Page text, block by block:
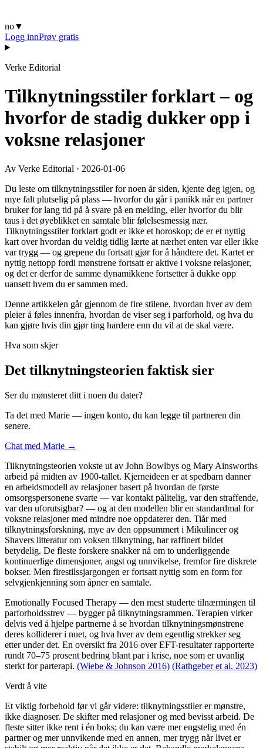
no▼
Logg innPrøv gratis
Verke Editorial
Tilknytningsstiler forklart – og
hvorfor de stadig dukker opp i
voksne relasjoner
Av Verke Editorial · 2026-01-06
Du leste om tilknytningsstiler for noen år siden, kjente deg igjen, og
mye falt plutselig på plass — hvorfor du går i panikk når en partner
bruker for lang tid på å svare på en melding, eller hvorfor du blir
taus i det øyeblikket en samtale blir følelsesmessig nær.
Tilknytningsstiler forklart godt er ikke et horoskop; de er et nyttig
kart over hvordan du veldig tidlig lærte at nærhet enten var eller ikke
var trygg — og grepene du fortsatt gjør for å håndtere det. Kartet er
nyttig nettopp fordi mønstrene fortsatt er aktive i voksne relasjoner,
og det er derfor de samme dynamikkene fortsetter å dukke opp
uansett hvem du er sammen med.
Denne artikkelen går gjennom de fire stilene, hvordan hver av dem
pleier å føles innenfra, hvordan de viser seg i parforhold, og hva du
kan gjøre hvis din gjør ting hardere enn du vil at de skal være.
Hva som skjer
Det tilknytningsteorien faktisk sier
Ser du mønsteret ditt i noen du dater?
Ta det med Marie — ingen konto, du kan legge til partneren din
senere.
Chat med Marie →
Tilknytningsteorien vokste ut av John Bowlbys og Mary Ainsworths
arbeid på midten av 1900-tallet. Kjerneideen er at spedbarn danner
en arbeidsmodell av relasjoner basert på hvordan de første
omsorgspersonene svarte — var kontakt pålitelig, var den straffende,
var den uforutsigbar? — og at den modellen blir en standardmal for
voksne relasjoner med mindre noe oppdaterer den. Tiår med
tilknytningsforskning, mye av den oppsummert i Mikulincer og
Shavers litteratur om voksen tilknytning, har raffinert bildet
betydelig. De fleste forskere snakker nå om to underliggende
kontinuerlige dimensjoner, angst og unnvikelse, fremfor fire diskrete
bokser. Men firestilssjargongen er fortsatt nyttig som en form for
selvgjenkjenning som åpner en samtale.
Emotionally Focused Therapy — den mest studerte tilnærmingen til
parforholdsstrev — bygger på tilknytningsrammen. Terapien virker
delvis ved å hjelpe partnerne å se hvordan tilknytningsmønstrene
deres kolliderer i nuet, og hva hver av dem egentlig strekker seg
etter under det. En oversikt fra 2016 over EFT-resultater rapporterte
rundt 70–75 prosent bedring blant par i krise, noe som er uvanlig
sterkt for parterapi. (Wiebe & Johnson 2016) (Rathgeber et al. 2023)
Verdt å vite
Et viktig forbehold før vi går videre: tilknytningsstiler er mønstre,
ikke diagnoser. De skifter med relasjoner og med bevisst arbeid. De
fleste sitter ikke rent i én boks; du kan være mer engstelig med én
partner og mer unnvikende med en annen, mer trygg når livet er